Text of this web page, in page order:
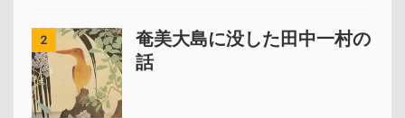
2
奄美大島に没した田中一村の
話